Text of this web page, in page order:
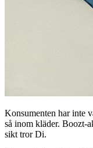
Konsumenten har inte
så inom kläder. Boozt-
sikt tror Di.